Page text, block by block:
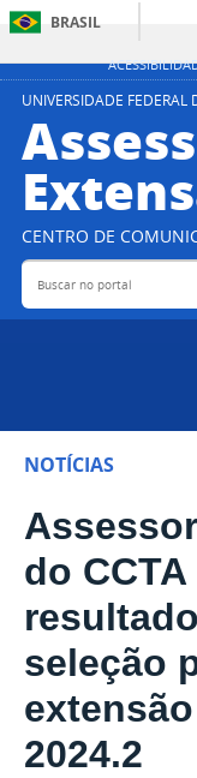
BRASIL
UNIVERSIDADE FEDERAL
CENTRO DE
Buscar no portal
NOTÍCIAS
do
seleção
2024.2